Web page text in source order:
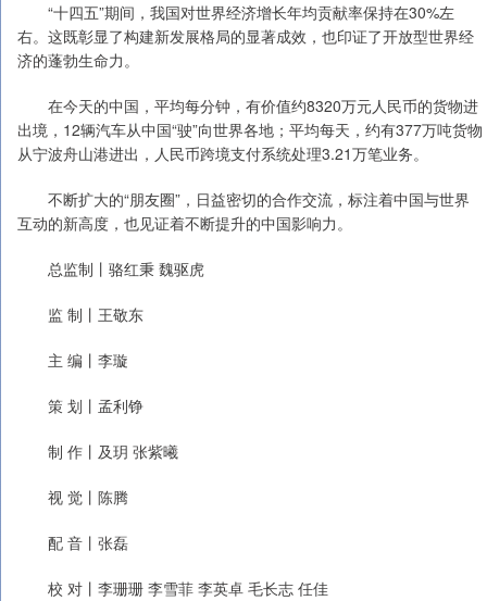
“十四五”期间，我国对世界经济增长年均贡献率保持在30%左
右。这既彰显了构建新发展格局的显著成效，也印证了开放型世界经
济的蓬勃生命力。
在今天的中国，平均每分钟，有价值约8320万元人民币的货物进
出境，12辆汽车从中国“驶”向世界各地；平均每天，约有377万吨货物
从宁波舟山港进出，人民币跨境支付系统处理3.21万笔业务。
不断扩大的“朋友圈”，日益密切的合作交流，标注着中国与世界
互动的新高度，也见证着不断提升的中国影响力。
总监制丨骆红秉 魏驱虎
监 制丨王敬东
主 编丨李璇
策 划丨孟利铮
制 作丨及玥 张紫曦
视 觉丨陈腾
配 音丨张磊
校 对丨李珊珊 李雪菲 李英卓 毛长志 任佳